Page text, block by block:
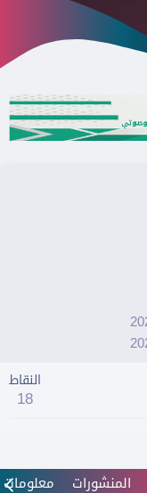
النقاط
18
المنشورات معلومات